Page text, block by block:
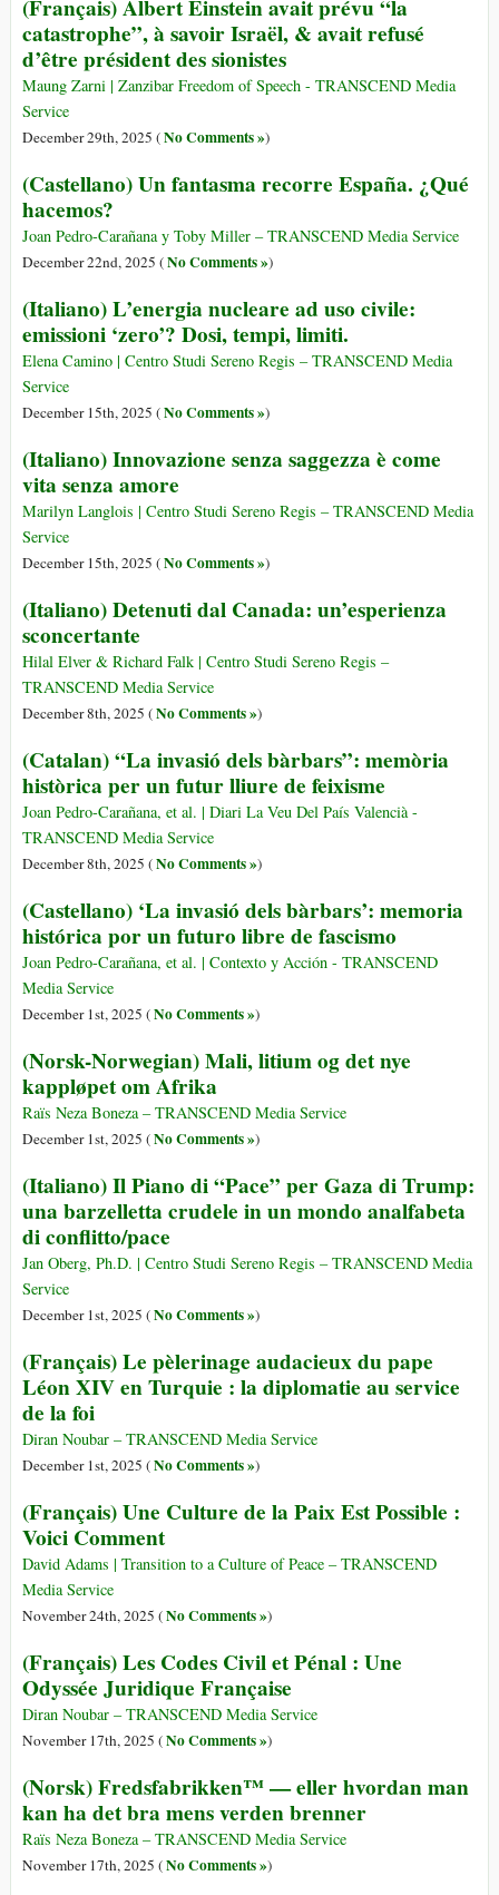
(Français) Albert Einstein avait prévu “la
catastrophe”, à savoir Israël, & avait refusé
d’être président des sionistes
Maung Zarni | Zanzibar Freedom of Speech - TRANSCEND Media
Service
December 29th, 2025 (No Comments »)
(Castellano) Un fantasma recorre España. ¿Qué
hacemos?
Joan Pedro-Carañana y Toby Miller – TRANSCEND Media Service
December 22nd, 2025 (No Comments »)
(Italiano) L’energia nucleare ad uso civile:
emissioni ‘zero’? Dosi, tempi, limiti.
Elena Camino | Centro Studi Sereno Regis – TRANSCEND Media
Service
December 15th, 2025 (No Comments »)
(Italiano) Innovazione senza saggezza è come
vita senza amore
Marilyn Langlois | Centro Studi Sereno Regis – TRANSCEND Media
Service
December 15th, 2025 (No Comments »)
(Italiano) Detenuti dal Canada: un’esperienza
sconcertante
Hilal Elver & Richard Falk | Centro Studi Sereno Regis –
TRANSCEND Media Service
December 8th, 2025 (No Comments »)
(Catalan) “La invasió dels bàrbars”: memòria
històrica per un futur lliure de feixisme
Joan Pedro-Carañana, et al. | Diari La Veu Del País Valencià -
TRANSCEND Media Service
December 8th, 2025 (No Comments »)
(Castellano) ‘La invasió dels bàrbars’: memoria
histórica por un futuro libre de fascismo
Joan Pedro-Carañana, et al. | Contexto y Acción - TRANSCEND
Media Service
December 1st, 2025 (No Comments »)
(Norsk-Norwegian) Mali, litium og det nye
kappløpet om Afrika
Raïs Neza Boneza – TRANSCEND Media Service
December 1st, 2025 (No Comments »)
(Italiano) Il Piano di “Pace” per Gaza di Trump:
una barzelletta crudele in un mondo analfabeta
di conflitto/pace
Jan Oberg, Ph.D. | Centro Studi Sereno Regis – TRANSCEND Media
Service
December 1st, 2025 (No Comments »)
(Français) Le pèlerinage audacieux du pape
Léon XIV en Turquie : la diplomatie au service
de la foi
Diran Noubar – TRANSCEND Media Service
December 1st, 2025 (No Comments »)
(Français) Une Culture de la Paix Est Possible :
Voici Comment
David Adams | Transition to a Culture of Peace – TRANSCEND
Media Service
November 24th, 2025 (No Comments »)
(Français) Les Codes Civil et Pénal : Une
Odyssée Juridique Française
Diran Noubar – TRANSCEND Media Service
November 17th, 2025 (No Comments »)
(Norsk) Fredsfabrikken™ — eller hvordan man
kan ha det bra mens verden brenner
Raïs Neza Boneza – TRANSCEND Media Service
November 17th, 2025 (No Comments »)